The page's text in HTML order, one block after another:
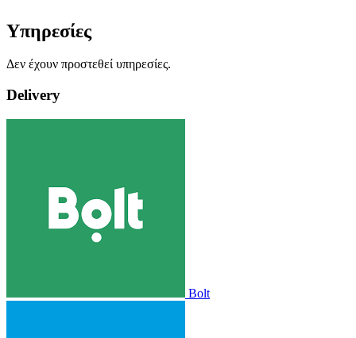
Υπηρεσίες
Δεν έχουν προστεθεί υπηρεσίες.
Delivery
Bolt